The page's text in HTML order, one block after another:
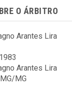
O ÁRBITRO
Arantes Lira
Arantes Lira
MG/MG